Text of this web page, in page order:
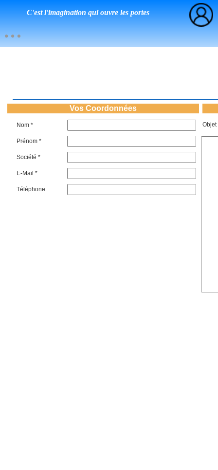
C'est l'imagination qui ouvre les portes
E-Mail *
Téléphone
Société *
Nom *
Prénom *
Objet
Vos Coordonnées